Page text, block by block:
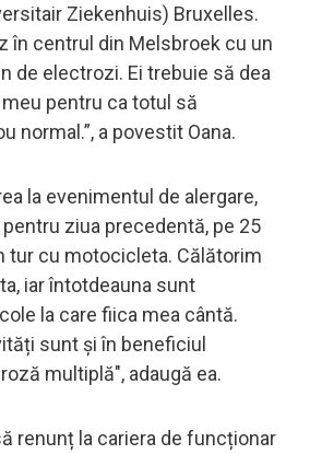
Ziekenhuis) Bruxelles.
în centrul din Melsbroek cu un
de electrozi. Ei trebuie să dea
pentru ca totul să
normal.”, a povestit Oana.
la evenimentul de alergare,
pentru ziua precedentă, pe 25
tur cu motocicleta. Călătorim
iar întotdeauna sunt
la care fiica mea cântă.
sunt și în beneficiul
multiplă", adaugă ea.
renunț la cariera de funcționar